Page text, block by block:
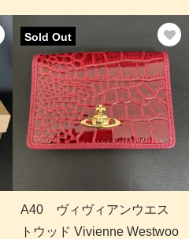
Sold Out
A40 ヴィヴィアンウエス
トウッド Vivienne Westwoo